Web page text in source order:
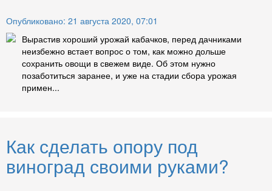
Опубликовано: 21 августа 2020, 07:01
Вырастив хороший урожай кабачков, перед дачниками
неизбежно встает вопрос о том, как можно дольше
сохранить овощи в свежем виде. Об этом нужно
позаботиться заранее, и уже на стадии сбора урожая
примен...
Как сделать опору под
виноград своими руками?